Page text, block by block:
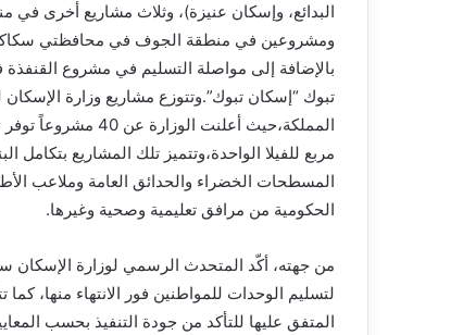
البدائع، وإسكان عنيزة)، وثلاث مشاريع أخرى
ومشروعين في منطقة الجوف في محافظتي
بالإضافة إلى مواصلة التسليم في مشروع
تبوك “إسكان تبوك”.وتتوزع مشاريع وزارة
مربع للفيلا الواحدة،وتتميز تلك المشاريع بتكامل
المسطحات الخضراء والحدائق العامة وملاعب
الحكومية من مرافق تعليمية وصحية وغيرها.
من جهته، أكّد المتحدث الرسمي لوزارة الإسكان
لتسليم الوحدات للمواطنين فور الانتهاء منها،
المتفق عليها للتأكد من جودة التنفيذ بحسب